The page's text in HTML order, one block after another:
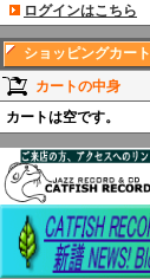
ログインはこちら
ショッピングカート
カートの中身
カートは空です。